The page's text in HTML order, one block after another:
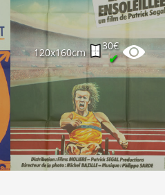
120x160cm
30€
✔